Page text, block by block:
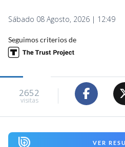
Sábado 08 Agosto, 2026 | 12:49
Seguimos criterios de
2652
visitas
VER